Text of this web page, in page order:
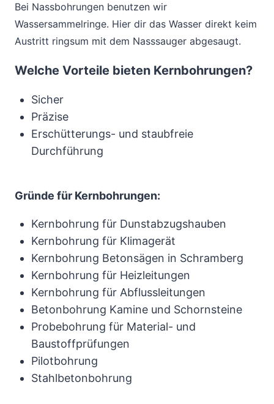
Bei Nassbohrungen benutzen wir
Wassersammelringe. Hier dir das Wasser direkt keim
Austritt ringsum mit dem Nasssauger abgesaugt.
Welche Vorteile bieten Kernbohrungen?
Sicher
Präzise
Erschütterungs- und staubfreie
Durchführung
Gründe für Kernbohrungen:
Kernbohrung für Dunstabzugshauben
Kernbohrung für Klimagerät
Kernbohrung Betonsägen in Schramberg
Kernbohrung für Heizleitungen
Kernbohrung für Abflussleitungen
Betonbohrung Kamine und Schornsteine
Probebohrung für Material- und
Baustoffprüfungen
Pilotbohrung
Stahlbetonbohrung